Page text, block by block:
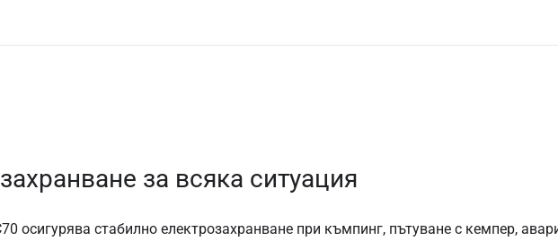
за всяка ситуация
осигурява стабилно електрозахранване при къмпинг, пътуване с кемпер,